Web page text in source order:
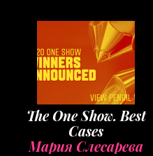
The One Show. Best
Cases
Мария Слесарева